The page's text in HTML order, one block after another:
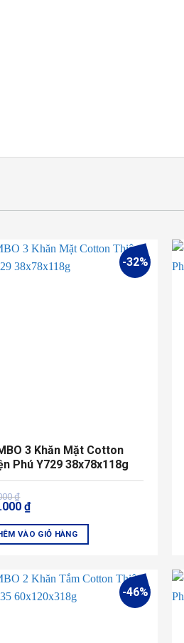
-32%
3 Khăn Mặt Cotton
Phú Y729 38x78x118g
₫
₫.
₫
₫.
VÀO GIỎ HÀNG
-46%